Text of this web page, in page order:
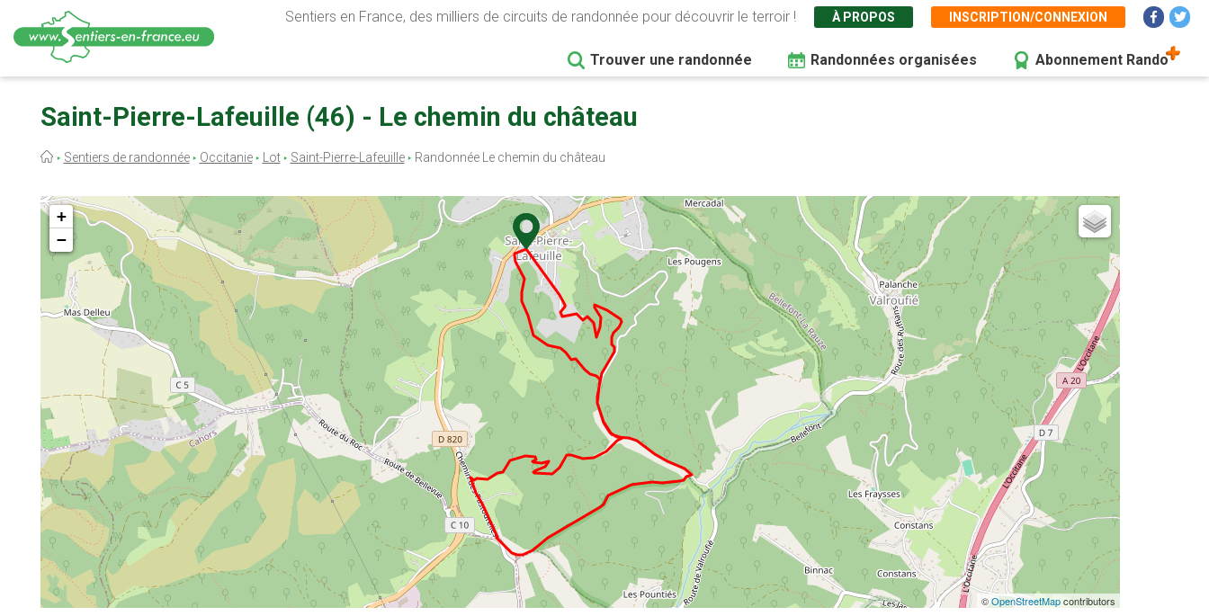
contenu
Sentiers en France, des milliers de circuits de randonnée pour découvrir le terroir ! À PROPOS INSCRIPTION/CONNEXION
Trouver une randonnée Randonnées organisées Abonnement Rando
Saint-Pierre-Lafeuille (46) - Le chemin du château
Fil
Sentiers de randonnée Occitanie Lot Saint-Pierre-Lafeuille Randonnée Le chemin du château
+
−
©OpenStreetMapcontributors